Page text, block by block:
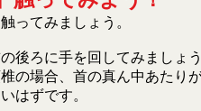
ってみましょう。
後ろに手を回してみましょ
の場合、首の真ん中あたり
はずです。